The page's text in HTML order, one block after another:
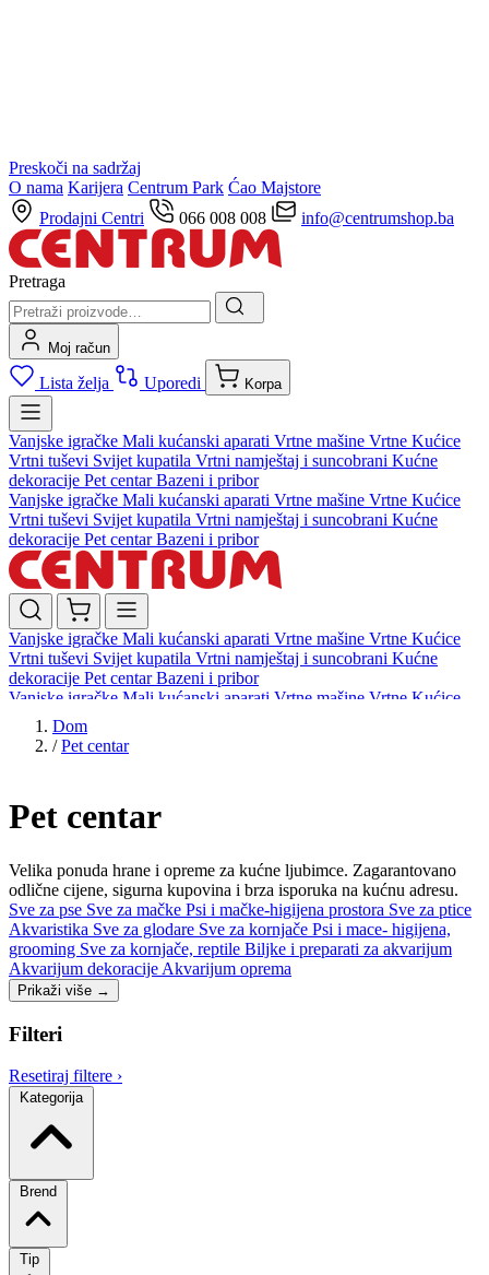
Preskoči na sadržaj
O nama Karijera Centrum Park Ćao Majstore
Prodajni Centri
066 008 008 info@centrumshop.ba
Pretraga
Moj račun
Lista želja Uporedi Korpa
Vanjske igračke Mali kućanski aparati Vrtne mašine Vrtne Kućice
Vrtni tuševi Svijet kupatila Vrtni namještaj i suncobrani Kućne
dekoracije Pet centarBazeni i pribor
Vanjske igračke Mali kućanski aparati Vrtne mašine Vrtne Kućice
Vrtni tuševi Svijet kupatila Vrtni namještaj i suncobrani Kućne
dekoracije Pet centarBazeni i pribor
Vanjske igračke Mali kućanski aparati Vrtne mašine Vrtne Kućice
Vrtni tuševi Svijet kupatila Vrtni namještaj i suncobrani Kućne
dekoracije Pet centarBazeni i pribor
Vanjske igračke Mali kućanski aparati Vrtne mašine Vrtne Kućice
Vrtni tuševi
dekoracijePet centar
Dom
/ Pet centar
Pet centar
Velika ponuda hrane i opreme za kućne ljubimce. Zagarantovano
odlične cijene, sigurna kupovina i brza isporuka na kućnu adresu.
Sve za pse Sve za mačke Psi i mačke-higijena prostora Sve za ptice
Akvaristika Sve za glodare Sve za kornjače Psi i mace- higijena,
grooming Sve za kornjače, reptile Biljke i preparati za akvarijum
Akvarijum dekoracije Akvarijum oprema
Prikaži više →
Filteri
Resetiraj filtere ›
Kategorija
Brend
Tip